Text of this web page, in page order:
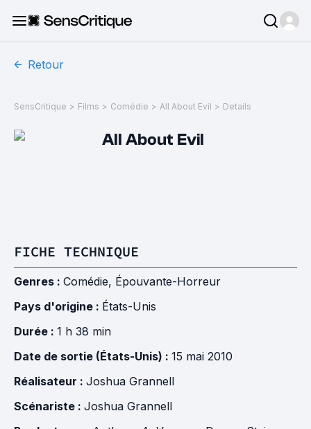
Retour
SensCritique > Films > Comédie > All About Evil > Details
All About Evil
FICHE TECHNIQUE
Genres : Comédie, Épouvante-Horreur
Pays d'origine : États-Unis
Durée : 1 h 38 min
Date de sortie (États-Unis) : 15 mai 2010
Réalisateur : Joshua Grannell
Scénariste : Joshua Grannell